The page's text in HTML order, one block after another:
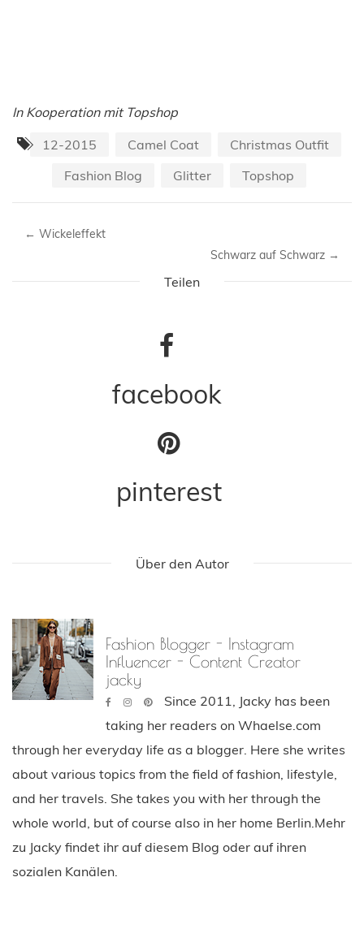
In Kooperation mit Topshop
12-2015
Camel Coat
Christmas Outfit
Fashion Blog
Glitter Topshop
← Wickeleffekt
Schwarz auf Schwarz →
Teilen
facebook
pinterest
Über den Autor
Fashion Blogger - Instagram
Influencer - Content Creator
jacky
Since 2011, Jacky has been
taking her readers on Whaelse.com
through her everyday life as a blogger. Here she writes
about various topics from the field of fashion, lifestyle,
and her travels. She takes you with her through the
whole world, but of course also in her home Berlin.Mehr
zu Jacky findet ihr auf diesem Blog oder auf ihren
sozialen Kanälen.